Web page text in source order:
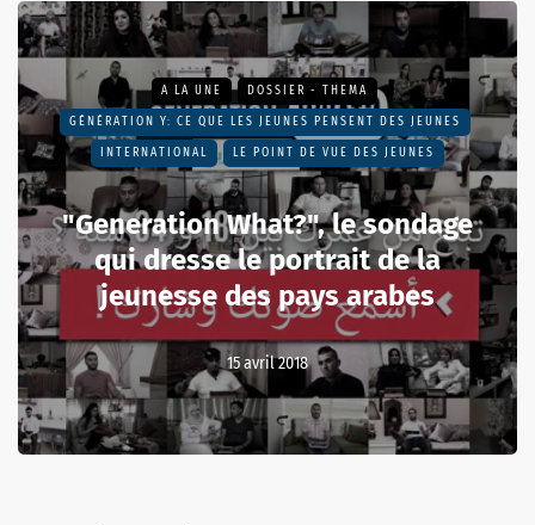
A LA UNE DOSSIER - THEMA
GÉNÉRATION Y: CE QUE LES JEUNES PENSENT DES JEUNES
INTERNATIONAL LE POINT DE VUE DES JEUNES
"Generation What?", le sondage
qui dresse le portrait de la
jeunesse des pays arabes
15 avril 2018